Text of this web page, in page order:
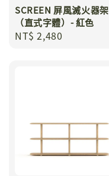
SCREEN 屏風滅火器架
（直式字體）- 紅色
Regular
NT$ 2,480